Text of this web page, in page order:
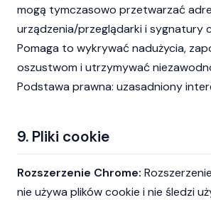
mogą tymczasowo przetwarzać
urządzenia/przeglądarki i sygnatury
Pomaga to wykrywać nadużycia,
oszustwom i utrzymywać
Podstawa prawna: uzasadniony
9. Pliki cookie
Rozszerzenie Chrome:
nie używa plików cookie i nie śledzi